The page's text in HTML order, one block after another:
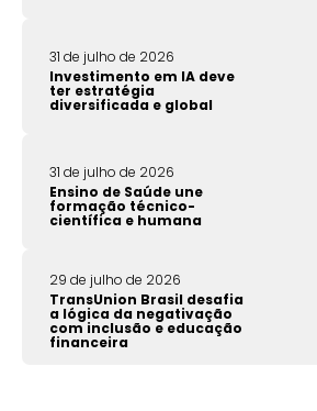
31 de julho de 2026
Investimento em IA deve
ter estratégia
diversificada e global
31 de julho de 2026
Ensino de Saúde une
formação técnico-
científica e humana
29 de julho de 2026
TransUnion Brasil desafia
a lógica da negativação
com inclusão e educação
financeira